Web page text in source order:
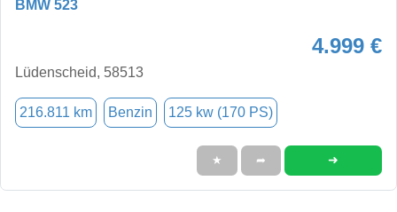
BMW 523
4.999 €
Lüdenscheid, 58513
216.811 km Benzin 125 kw (170 PS)
★ ➦ ➜